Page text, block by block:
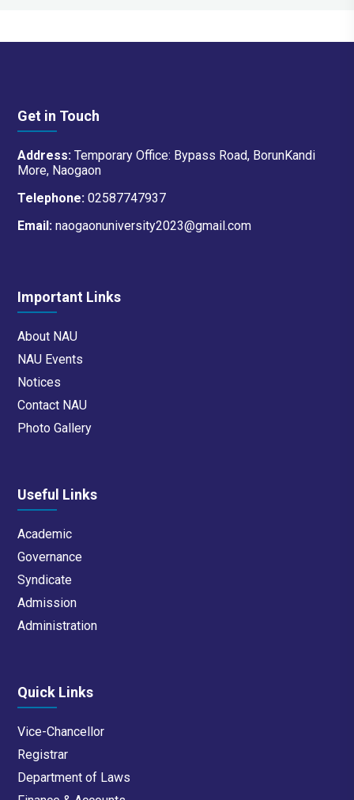
Get in Touch
Address: Temporary Office: Bypass Road, BorunKandi
More, Naogaon
Telephone: 02587747937
Email: naogaonuniversity2023@gmail.com
Important Links
About NAU
NAU Events
Notices
Contact NAU
Photo Gallery
Useful Links
Academic
Governance
Syndicate
Admission
Administration
Quick Links
Vice-Chancellor
Registrar
Department of Laws